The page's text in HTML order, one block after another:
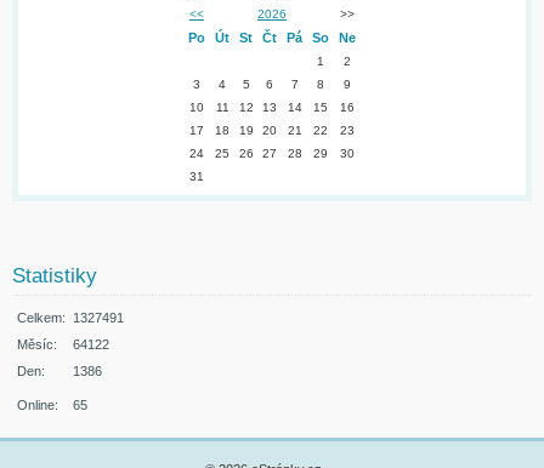
<<
2026 >>
Po Út St Čt Pá So Ne
1
2
3
4 5 6 7 8
9
10
11 12 13 14 15
16
17
18 19 20 21 22
23
24
25 26 27 28 29
30
31
Statistiky
Online: 65
Celkem: 1327491
Měsíc:
64122
Den:
1386